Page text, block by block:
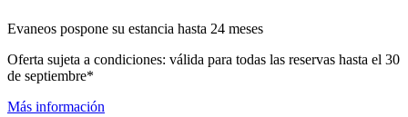
Evaneos pospone su estancia hasta 24 meses
Oferta sujeta a condiciones: válida para todas las reservas hasta el 30
de septiembre*
Más información